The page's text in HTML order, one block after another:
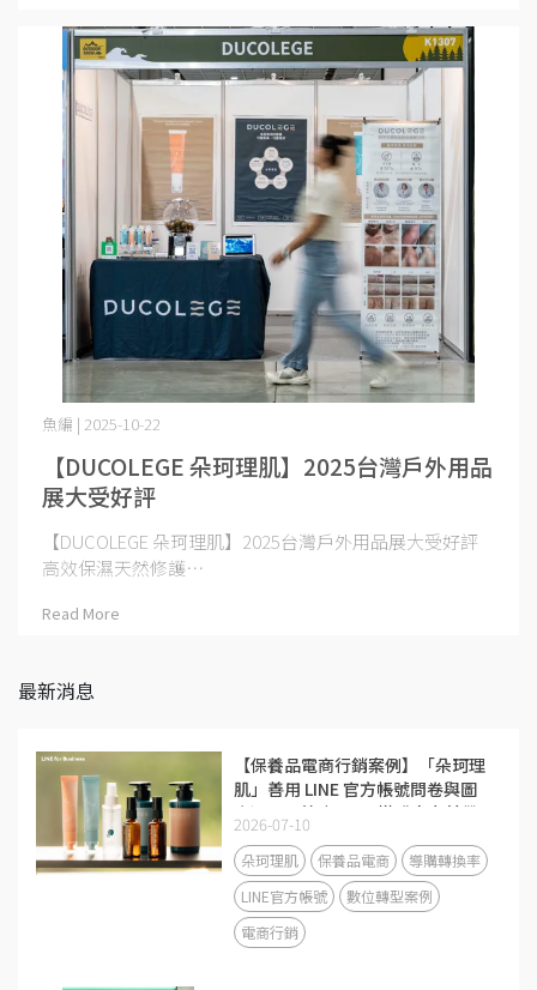
【DUCOLEGE 朵珂理肌】2025台灣戶外用品
展大受好評
魚編 | 2025-10-22
【DUCOLEGE 朵珂理肌】2025台灣戶外用品展大受好評
高效保濕天然修護⋯
Read More
最新消息
【保養品電商行銷案例】「朵珂理
肌」善用 LINE 官方帳號問卷與圖
文選單，節省 50% 導購人力並帶
動回流率大增 40%
2026-07-10
朵珂理肌 保養品電商
導購轉換率
LINE官方帳號
數位轉型案例
電商行銷